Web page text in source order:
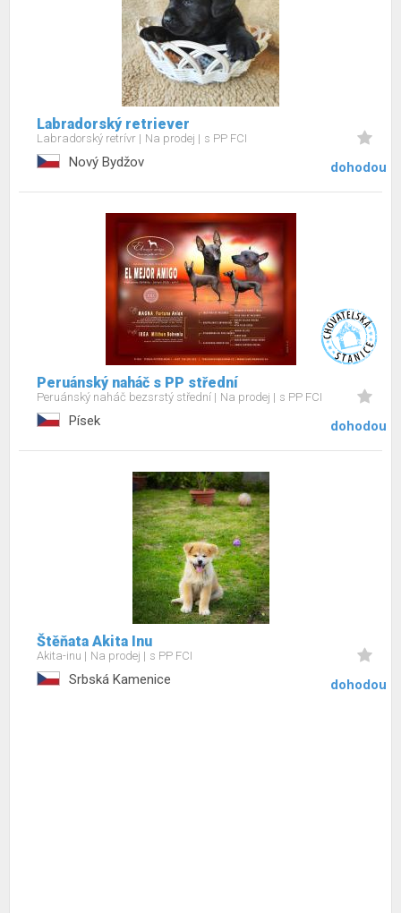
Labradorský retriever
Labradorský retrívr Na prodej s PP FCI
Nový Bydžov dohodou
Peruánský naháč s PP střední
Peruánský naháč bezsrstý střední Na prodej s PP FCI
Písek dohodou
Štěňata Akita Inu
Akita-inu Na prodej s PP FCI
Srbská Kamenice dohodou